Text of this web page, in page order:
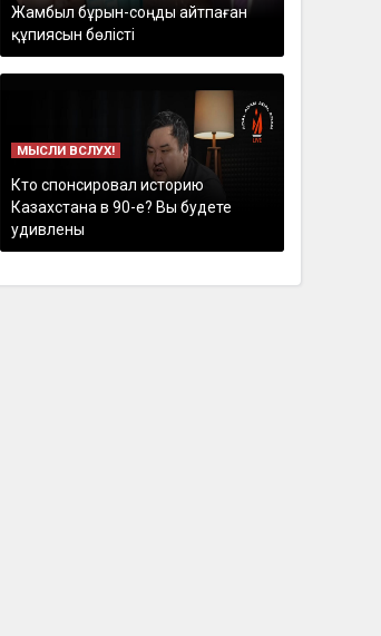
Жамбыл бұрын-соңды айтпаған
құпиясын бөлісті
МЫСЛИ ВСЛУХ!
Кто спонсировал историю
Казахстана в 90-е? Вы будете
удивлены